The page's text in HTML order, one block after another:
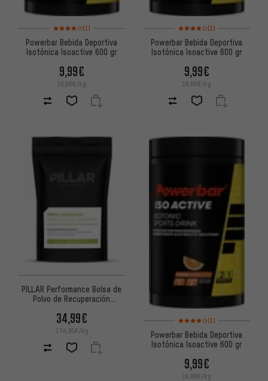
Valoración media: 4 de 5 basada en 1 reseñas
(1)
Powerbar Bebida Deportiva
Isotónica Isoactive 600 gr
9,99€
16,68€/kg
Valoración media: 4 de 5
(1)
Powerbar Bebida Deportiva
Isotónica Isoactive 600 gr
9,99€
16,68€/kg
PILLAR Performance Bolsa de
Polvo de Recuperación
34,99€
174,95€/kg
Valoración media: 4 de 5
(1)
Powerbar Bebida Deportiva
Isotónica Isoactive 600 gr
9,99€
16,68€/kg